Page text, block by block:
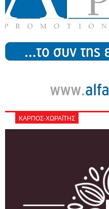
ΚΑΡΠΟΣ-ΧΩΡΑΪΤΗΣ